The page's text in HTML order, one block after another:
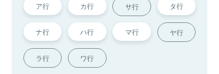
ア行 カ行 サ行 タ行
ナ行 ハ行 マ行 ヤ行
ラ行 ワ行